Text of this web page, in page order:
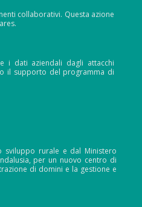
collaborativi. Questa azione
i dati aziendali dagli attacchi
il supporto del programma di
sviluppo rurale e dal Ministero
per un nuovo centro di
di domini e la gestione e